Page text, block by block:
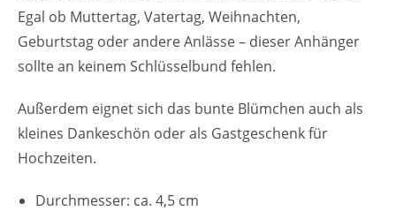
Egal ob Muttertag, Vatertag, Weihnachten,
Geburtstag oder andere Anlässe – dieser Anhänger
sollte an keinem Schlüsselbund fehlen.
Außerdem eignet sich das bunte Blümchen auch als
kleines Dankeschön oder als Gastgeschenk für
Hochzeiten.
Durchmesser: ca. 4,5 cm